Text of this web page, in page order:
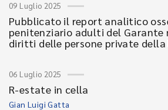
09 Luglio 2025
Pubblicato il report analitico
penitenziario adulti del Garante
diritti delle persone private
06 Luglio 2025
R-estate in cella
Gian Luigi Gatta